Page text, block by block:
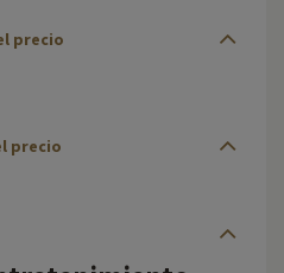
precio
precio